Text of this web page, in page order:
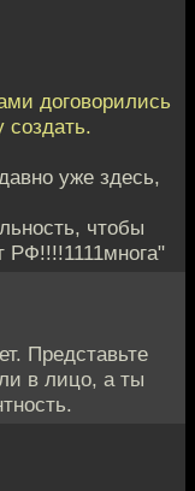
договорились
создать.
уже здесь,
чтобы
РФ!!!!1111многа"
Представьте
в лицо, а ты